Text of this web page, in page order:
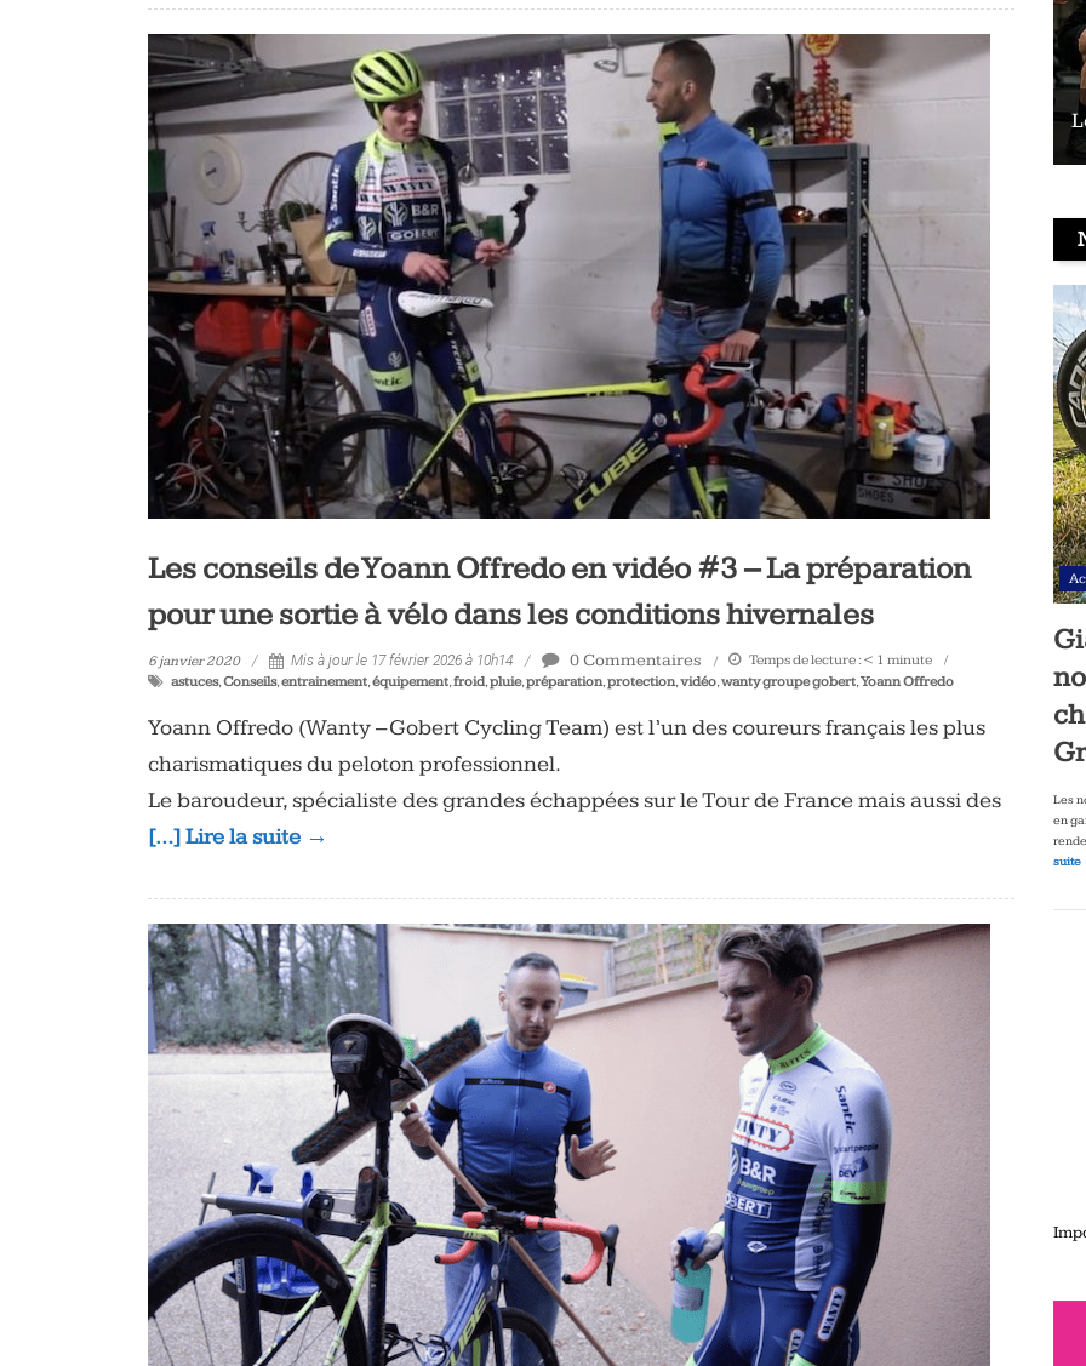
Les conseils de Yoann Offredo en vidéo #3 – La préparation
pour une sortie à vélo dans les conditions hivernales
6 janvier 2020 Mis à jour le 17 février 2026 à 10h14 0 Commentaires Temps de lecture : < 1 minute
astuces,Conseils,entrainement,équipement,froid,pluie,préparation,protection,vidéo,wanty groupe gobert,Yoann Offredo
Yoann Offredo (Wanty – Gobert Cycling Team) est l’un des coureurs français les plus
charismatiques du peloton professionnel.
Le baroudeur, spécialiste des grandes échappées sur le Tour de France mais aussi des
[…] Lire la suite →
Le vélo peut-il remplacer les squats ?
Les
en
suite